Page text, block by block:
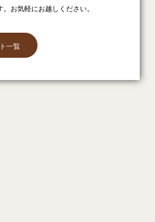
お気軽にお越しください。
一覧